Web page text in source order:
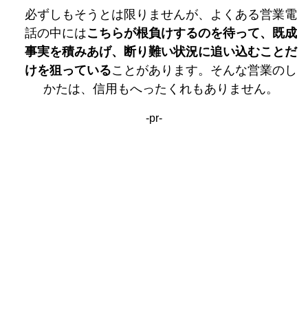
必ずしもそうとは限りませんが、よくある営業電
話の中にはこちらが根負けするのを待って、既成
事実を積みあげ、断り難い状況に追い込むことだ
けを狙っていることがあります。そんな営業のし
かたは、信用もへったくれもありません。
-pr-